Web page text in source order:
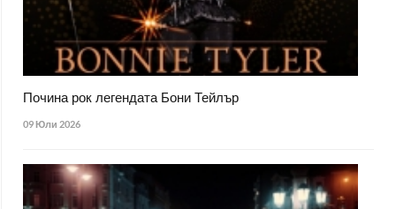
Почина рок легендата Бони Тейлър
09 Юли 2026